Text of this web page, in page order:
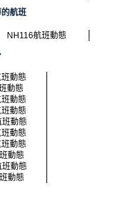
航班
NH116航班動態
動態
動態
動態
動態
動態
動態
動態
動態
動態
動態